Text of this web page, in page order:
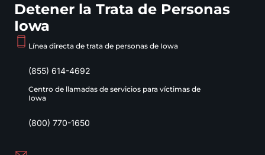
Detener la Trata de Personas
Iowa
Línea directa de trata de personas de Iowa
(855) 614-4692
Centro de llamadas de servicios para víctimas de
Iowa
(800) 770-1650